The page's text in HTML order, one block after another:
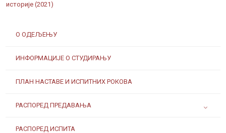
О ОДЕЉЕЊУ
ИНФОРМАЦИЈЕ О СТУДИРАЊУ
ПЛАН НАСТАВЕ И ИСПИТНИХ РОКОВА
РАСПОРЕД ПРЕДАВАЊА
РАСПОРЕД ИСПИТА
историје (2021)